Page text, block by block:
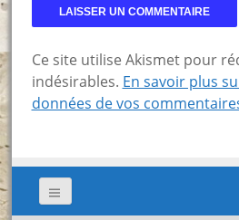
Ce site utilise Akismet pour
indésirables. En savoir plus
données de vos